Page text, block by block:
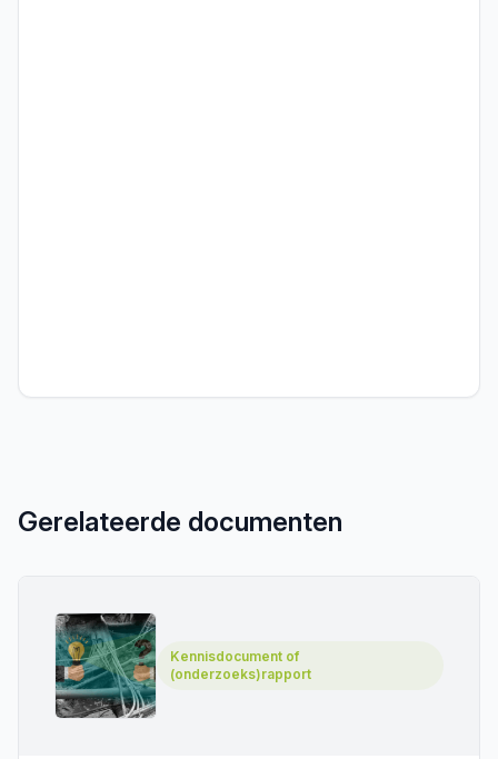
Gerelateerde documenten
Kennisdocument of
(onderzoeks)rapport